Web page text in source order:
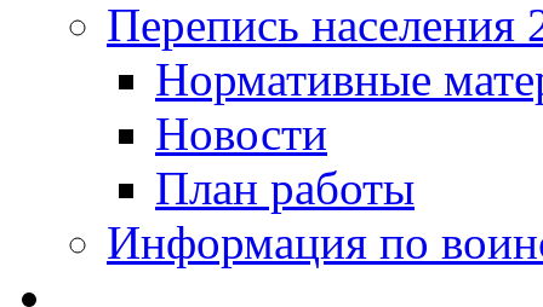
Перепись населения
Нормативные
Новости
План работы
Информация по